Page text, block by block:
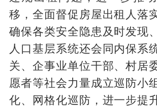
移，全面督促房屋出租人落
确保各类安全隐患及时发现
人口基层系统还会同内保系
关、企事业单位干部、村居
愿者等社会力量成立巡防小
化、网格化巡防，进一步提